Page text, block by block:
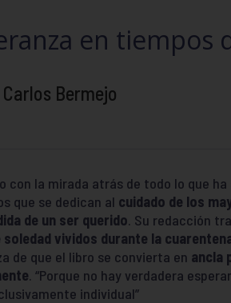
en tiempos
Bermejo
con la mirada atrás de todo lo que
que se dedican al cuidado de los
de un ser querido. Su redacción
vividos durante la
de que el libro se convierta en ancla
. “Porque no hay verdadera
individual”